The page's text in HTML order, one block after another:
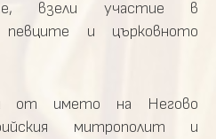
взели участие в
певците и църковното
от името на Негово
митрополит и